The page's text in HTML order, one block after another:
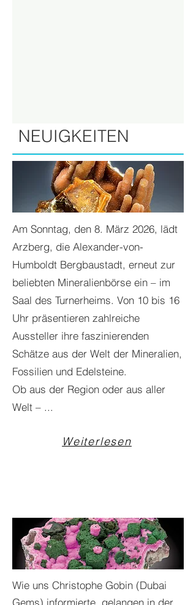
NEUIGKEITEN
Am Sonntag, den 8. März 2026, lädt
Arzberg, die Alexander-von-
Humboldt Bergbaustadt, erneut zur
beliebten Mineralienbörse ein – im
Saal des Turnerheims. Von 10 bis 16
Uhr präsentieren zahlreiche
Aussteller ihre faszinierenden
Schätze aus der Welt der Mineralien,
Fossilien und Edelsteine.
Ob aus der Region oder aus aller
Welt – ...
Weiterlesen
Wie uns Christophe Gobin (Dubai
Gems) informierte, gelangen in der